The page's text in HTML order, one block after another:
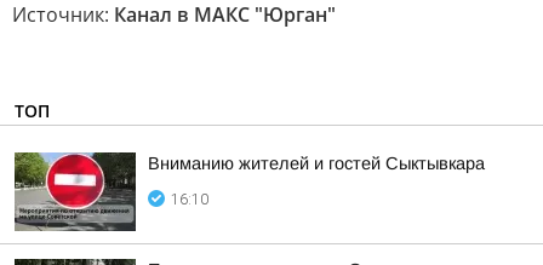
Источник: Канал в МАКС "Юрган"
ТОП
Вниманию жителей и гостей Сыктывкара
16:10